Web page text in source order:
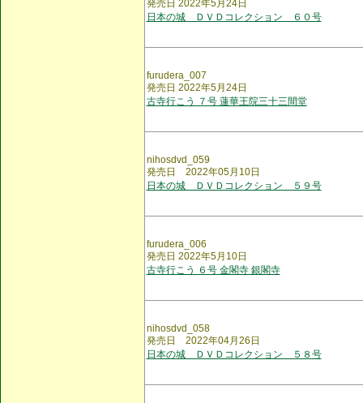
発売日 2022年5月24日
日本の城 ＤＶＤコレクション ６０号
furudera_007
発売日 2022年5月24日
古寺行こう ７号 蓮華王院三十三間堂
nihosdvd_059
発売日 2022年05月10日
日本の城 ＤＶＤコレクション ５９号
furudera_006
発売日 2022年5月10日
古寺行こう ６号 金閣寺 銀閣寺
nihosdvd_058
発売日 2022年04月26日
日本の城 ＤＶＤコレクション ５８号